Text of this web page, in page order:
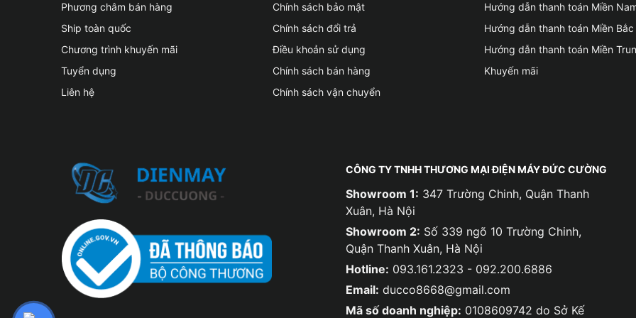
Phương châm bán hàng
Ship toàn quốc
Chương trình khuyến mãi
Tuyển dụng
Liên hệ
Chính sách bảo mật
Chính sách đổi trả
Điều khoản sử dụng
Chính sách bán hàng
Chính sách vận chuyển
Hướng dẫn thanh toán Miền
Hướng dẫn thanh toán Miền Bắc
Hướng dẫn thanh toán Miền
Khuyến mãi
CÔNG TY TNHH THƯƠNG MẠI ĐIỆN MÁY ĐỨC CƯỜNG
Showroom 1: 347 Trường Chinh, Quận Thanh
Xuân, Hà Nội
Showroom 2: Số 339 ngõ 10 Trường Chinh,
Quận Thanh Xuân, Hà Nội
Hotline: 093.161.2323 - 092.200.6886
Email: ducco8668@gmail.com
Mã số doanh nghiệp: 0108609742 do Sở Kế